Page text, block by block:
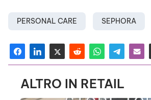
PERSONAL CARE SEPHORA
ALTRO IN RETAIL